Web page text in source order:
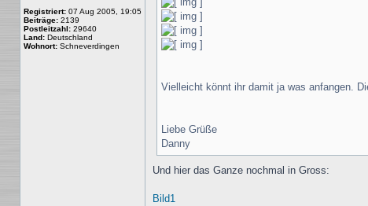
Registriert: 07 Aug 2005, 19:05
Beiträge: 2139
Postleitzahl: 29640
Land: Deutschland
Wohnort: Schneverdingen
Vielleicht könnt ihr damit ja was anfangen.
Liebe Grüße
Danny
Und hier das Ganze nochmal in Gross:
Bild1